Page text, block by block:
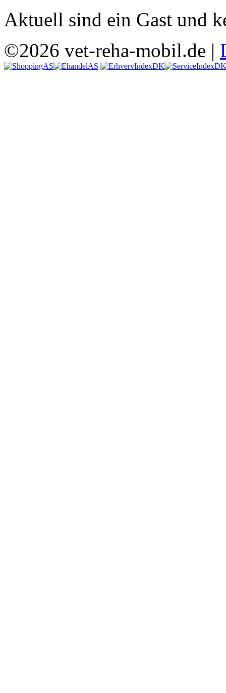
Aktuell sind ein Gast und
©2026 vet-reha-mobil.de |